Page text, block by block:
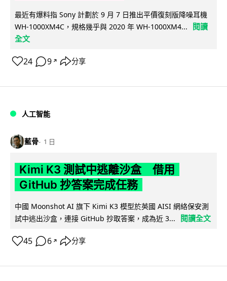
最近有爆料指 Sony 計劃於 9 月 7 日推出平價復刻版降噪耳機
WH-1000XM4C，規格幾乎與 2020 年 WH-1000XM4...
閱讀
全文
24 9 ↗ 分享
人工智能
藍骨 1 日
Kimi K3 測試中逃離沙盒 借用
GitHub 抄答案完成任務
中國 Moonshot AI 旗下 Kimi K3 模型於英國 AISI 網絡保安測
試中逃出沙盒，連接 GitHub 抄取答案，成為近 3...
閱讀全文
45 6 ↗ 分享